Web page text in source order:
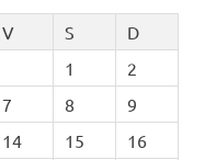
V S
D
1
2
7 8
9
14 15
16